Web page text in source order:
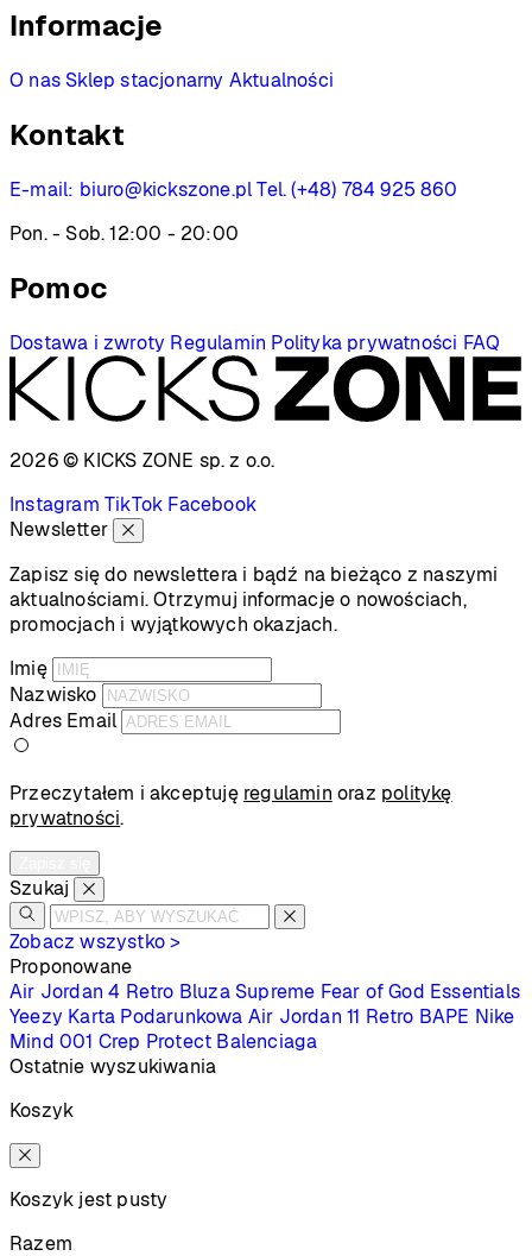
Informacje
O nas Sklep stacjonarny Aktualności
Kontakt
E-mail: biuro@kickszone.pl Tel. (+48) 784 925 860
Pon. - Sob. 12:00 - 20:00
Pomoc
Dostawa i zwroty Regulamin Polityka prywatności FAQ
2026 © KICKS ZONE sp. z o.o.
Instagram TikTok Facebook
Newsletter
Zapisz się do newslettera i bądź na bieżąco z naszymi
aktualnościami. Otrzymuj informacje o nowościach,
promocjach i wyjątkowych okazjach.
Imię
Nazwisko
Adres Email
Przeczytałem i akceptuję regulamin oraz politykę
prywatności.
Szukaj
Zobacz wszystko >
Proponowane
Air Jordan 4 Retro Bluza Supreme Fear of God Essentials
Yeezy Karta Podarunkowa Air Jordan 11 Retro BAPE Nike
Mind 001 Crep Protect Balenciaga
Ostatnie wyszukiwania
Koszyk
Koszyk jest pusty
Razem